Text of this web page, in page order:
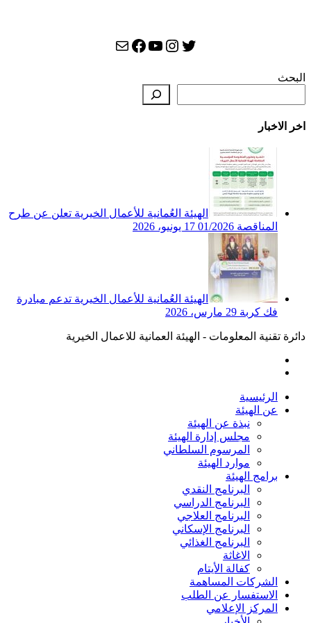
تويترإنستجرام
يوتيوب
فيسبوك
بريد
البحث
اخر الاخبار
الهيئة العُمانية للأعمال الخيرية تعلن عن طرح
المناقصة 01/2026
17 يونيو، 2026
الهيئة العُمانية للأعمال الخيرية تدعم مبادرة
فك كربة 29 مارس، 2026
دائرة تقنية المعلومات - الهيئة العمانية للاعمال الخيرية
الرئيسية
عن الهيئة
نبذة عن الهيئة
مجلس إدارة الهيئة
المرسوم السلطاني
موارد الهيئة
برامج الهيئة
البرنامج النقدي
البرنامج الدراسي
البرنامج العلاجي
البرنامج الإسكاني
البرنامج الغذائي
الاغاثة
كفالة الأيتام
الشركات المساهمة
الاستفسار عن الطلب
المركز الإعلامي